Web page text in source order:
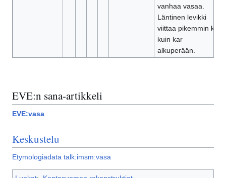
vanhaa vasaa.
Läntinen levikki
viittaa pikemmin kir
kuin kar
alkuperään.
EVE:n sana-artikkeli
EVE:vasa
Keskustelu
Etymologiadata talk:imsm:vasa